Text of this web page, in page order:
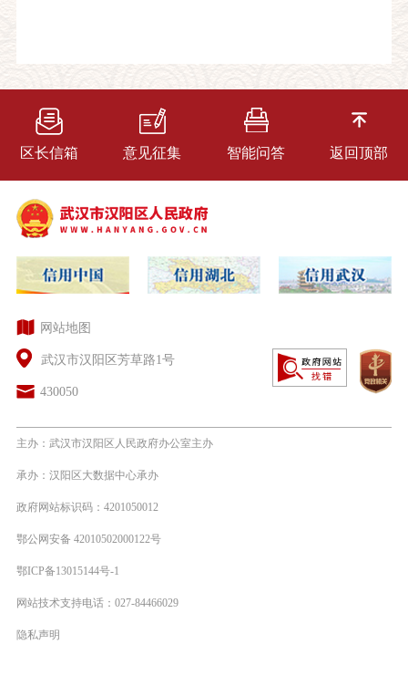
区长信箱 意见征集 智能问答 返回顶部
网站地图
武汉市汉阳区芳草路1号
430050
主办：武汉市汉阳区人民政府办公室主办
承办：汉阳区大数据中心承办
政府网站标识码：4201050012
鄂公网安备 42010502000122号
鄂ICP备13015144号-1
网站技术支持电话：027-84466029
隐私声明